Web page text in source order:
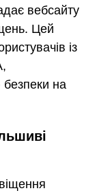
вебсайту
Цей
із
на